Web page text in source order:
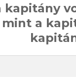
kapitány
a